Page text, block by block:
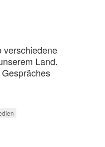
verschiedene
Land.